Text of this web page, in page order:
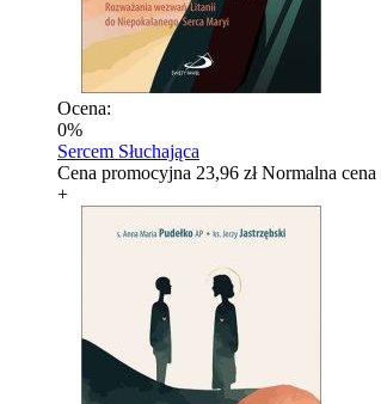
Ocena:
0%
Sercem Słuchająca
Cena promocyjna 23,96 zł Normalna cena
+